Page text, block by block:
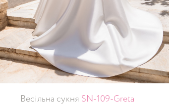
Весільна сукня SN-109-Greta